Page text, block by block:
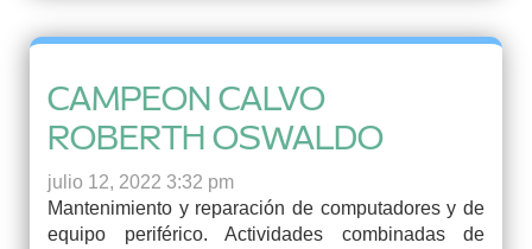
CAMPEON CALVO
ROBERTH OSWALDO
julio 12, 2022 3:32 pm
Mantenimiento y reparación de computadores y de
equipo periférico. Actividades combinadas de